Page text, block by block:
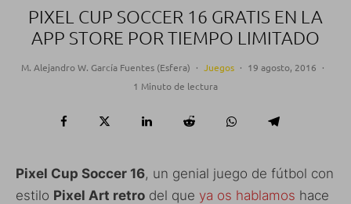
PIXEL CUP SOCCER 16 GRATIS EN LA
APP STORE POR TIEMPO LIMITADO
M. Alejandro W. García Fuentes (Esfera) · Juegos · 19 agosto, 2016 ·
1 Minuto de lectura
Pixel Cup Soccer 16, un genial juego de fútbol con
estilo Pixel Art retro del que ya os hablamos hace